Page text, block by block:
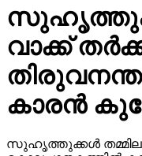
വാക്ക്
കാരന്‍
സുഹൃത്തുക്കള്‍